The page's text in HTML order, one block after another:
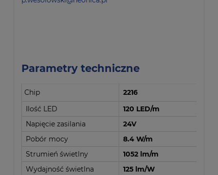
Parametry techniczne
Chip
2216
Ilość LED
120 LED/m
Napięcie zasilania
24V
Pobór mocy
8.4 W/m
Strumień świetlny
1052 lm/m
Wydajność świetlna
125 lm/W